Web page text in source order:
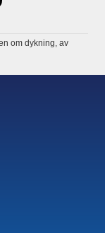
om dykning, av